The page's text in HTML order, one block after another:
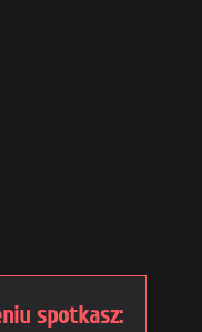
spotkasz: